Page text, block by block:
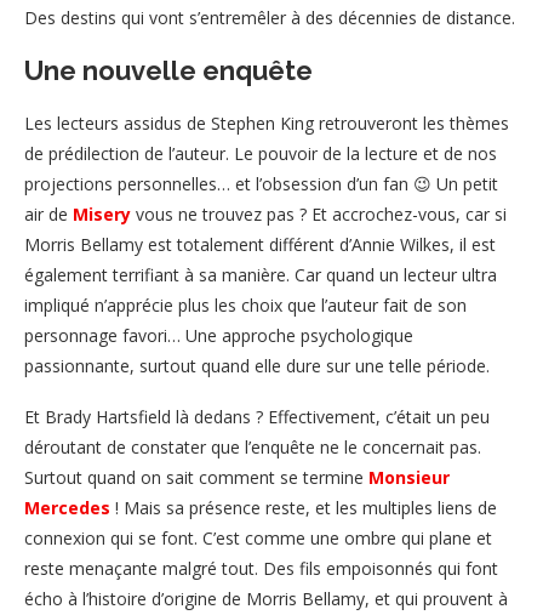
Des destins qui vont s’entremêler à des décennies de distance.
Une nouvelle enquête
Les lecteurs assidus de Stephen King retrouveront les thèmes
de prédilection de l’auteur. Le pouvoir de la lecture et de nos
projections personnelles… et l’obsession d’un fan 😉 Un petit
air de Misery vous ne trouvez pas ? Et accrochez-vous, car si
Morris Bellamy est totalement différent d’Annie Wilkes, il est
également terrifiant à sa manière. Car quand un lecteur ultra
impliqué n’apprécie plus les choix que l’auteur fait de son
personnage favori… Une approche psychologique
passionnante, surtout quand elle dure sur une telle période.
Et Brady Hartsfield là dedans ? Effectivement, c’était un peu
déroutant de constater que l’enquête ne le concernait pas.
Surtout quand on sait comment se termine Monsieur
Mercedes ! Mais sa présence reste, et les multiples liens de
connexion qui se font. C’est comme une ombre qui plane et
reste menaçante malgré tout. Des fils empoisonnés qui font
écho à l’histoire d’origine de Morris Bellamy, et qui prouvent à